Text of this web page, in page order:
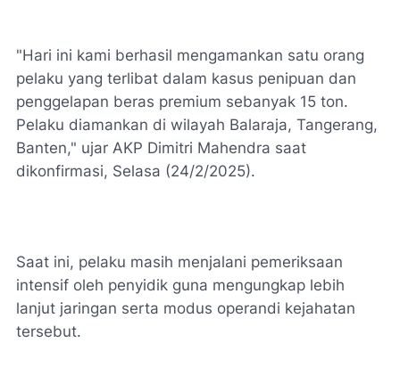
"Hari ini kami berhasil mengamankan satu orang
pelaku yang terlibat dalam kasus penipuan dan
penggelapan beras premium sebanyak 15 ton.
Pelaku diamankan di wilayah Balaraja, Tangerang,
Banten," ujar AKP Dimitri Mahendra saat
dikonfirmasi, Selasa (24/2/2025).
Saat ini, pelaku masih menjalani pemeriksaan
intensif oleh penyidik guna mengungkap lebih
lanjut jaringan serta modus operandi kejahatan
tersebut.